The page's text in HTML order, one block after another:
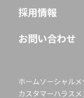
採用情報
お問い合わせ
ホームソーシャル
カスタマーハラス